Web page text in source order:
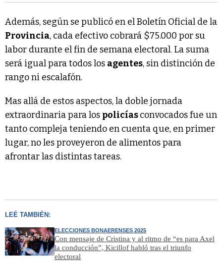
Además, según se publicó en el Boletín Oficial de la
Provincia, cada efectivo cobrará $75.000 por su
labor durante el fin de semana electoral. La suma
será igual para todos los agentes, sin distinción de
rango ni escalafón.
Mas allá de estos aspectos, la doble jornada
extraordinaria para los policíasconvocados fue un
tanto compleja teniendo en cuenta que, en primer
lugar, no les proveyeron de alimentos para
afrontar las distintas tareas.
LEÉ TAMBIÉN:
ELECCIONES BONAERENSES 2025
Con mensaje de Cristina y al ritmo de “es para Axel
la conducción”, Kicillof habló tras el triunfo
electoral